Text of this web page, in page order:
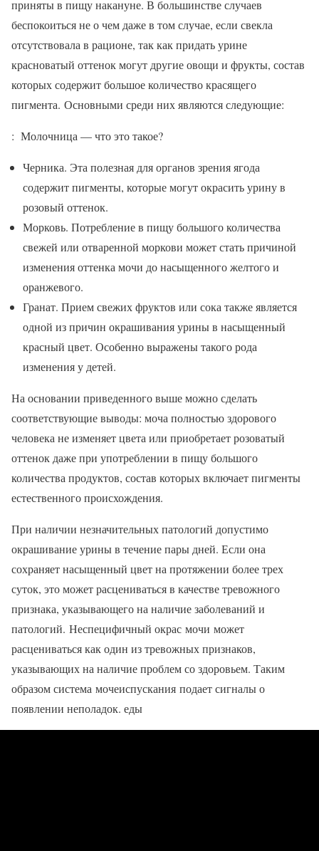
приняты в пищу накануне. В большинстве случаев
беспокоиться не о чем даже в том случае, если свекла
отсутствовала в рационе, так как придать урине
красноватый оттенок могут другие овощи и фрукты, состав
которых содержит большое количество красящего
пигмента. Основными среди них являются следующие:
: Молочница — что это такое?
Черника. Эта полезная для органов зрения ягода
содержит пигменты, которые могут окрасить урину в
розовый оттенок.
Морковь. Потребление в пищу большого количества
свежей или отваренной моркови может стать причиной
изменения оттенка мочи до насыщенного желтого и
оранжевого.
Гранат. Прием свежих фруктов или сока также является
одной из причин окрашивания урины в насыщенный
красный цвет. Особенно выражены такого рода
изменения у детей.
На основании приведенного выше можно сделать
соответствующие выводы: моча полностью здорового
человека не изменяет цвета или приобретает розоватый
оттенок даже при употреблении в пищу большого
количества продуктов, состав которых включает пигменты
естественного происхождения.
При наличии незначительных патологий допустимо
окрашивание урины в течение пары дней. Если она
сохраняет насыщенный цвет на протяжении более трех
суток, это может расцениваться в качестве тревожного
признака, указывающего на наличие заболеваний и
патологий. Неспецифичный окрас мочи может
расцениваться как один из тревожных признаков,
указывающих на наличие проблем со здоровьем. Таким
образом система мочеиспускания подает сигналы о
появлении неполадок. еды